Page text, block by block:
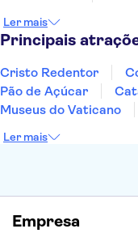
Fernando de Noronha
Ler mais
Principais
Cristo Redentor
Pão de Açúcar
Museus do Vaticano
Museu do Louvre
Ler mais
Empresa